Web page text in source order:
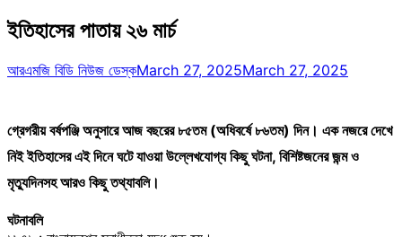
ইতিহাসের পাতায় ২৬ মার্চ
আরএমজি বিডি নিউজ ডেস্কMarch 27, 2025March 27, 2025
গ্রেগরীয় বর্ষপঞ্জি অনুসারে আজ বছরের ৮৫তম (অধিবর্ষে ৮৬তম) দিন। এক নজরে দেখে
নিই ইতিহাসের এই দিনে ঘটে যাওয়া উল্লেখযোগ্য কিছু ঘটনা, বিশিষ্টজনের জন্ম ও
মৃত্যুদিনসহ আরও কিছু তথ্যাবলি।
ঘটনাবলি